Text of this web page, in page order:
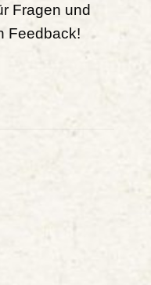
Fragen und
Feedback!